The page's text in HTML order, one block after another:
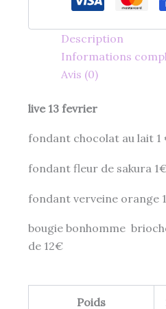
Description
Informations
Avis (0)
live 13 fevrier
fondant chocolat au lait 1
fondant fleur de sakura
fondant verveine orange
bougie bonhomme
de 12€
Poids